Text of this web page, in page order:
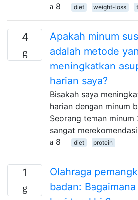
8
diet weight-loss
4
Apakah minum
adalah metode
meningkatkan
harian saya?
Bisakah saya
harian dengan minum
Seorang teman
sangat
8
diet protein
1
Olahraga
badan: